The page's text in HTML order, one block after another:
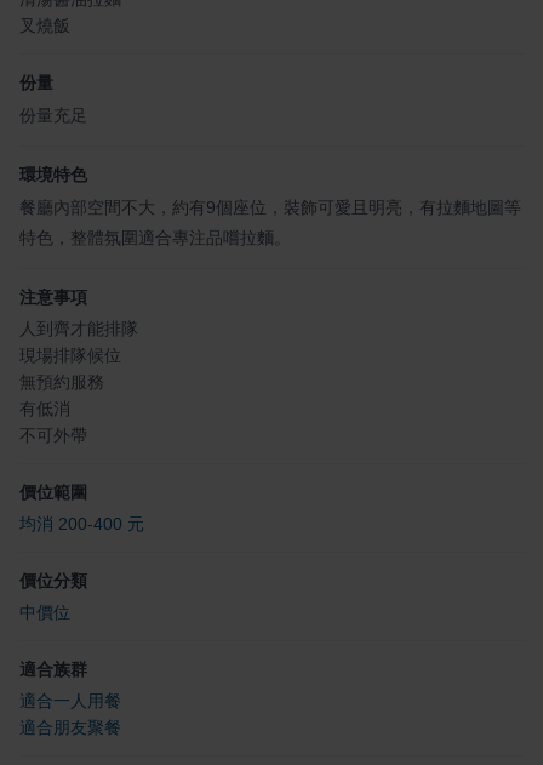
叉燒飯
份量
份量充足
環境特色
餐廳內部空間不大，約有9個座位，裝飾可愛且明亮，有拉麵地圖等
特色，整體氛圍適合專注品嚐拉麵。
注意事項
人到齊才能排隊
現場排隊候位
無預約服務
有低消
不可外帶
價位範圍
均消 200-400 元
價位分類
中價位
適合族群
適合一人用餐
適合朋友聚餐